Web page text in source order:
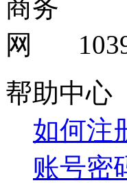
帮助中心
如何注
账号密